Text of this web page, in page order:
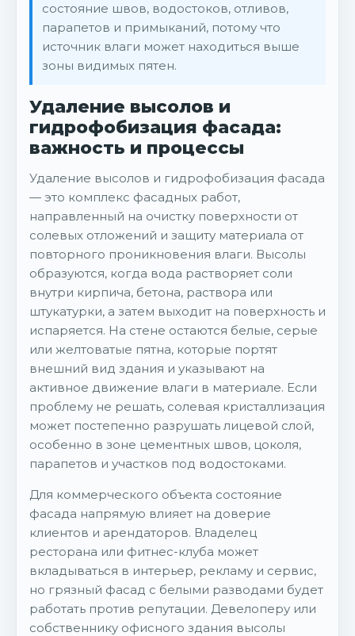
состояние швов, водостоков, отливов,
парапетов и примыканий, потому что
источник влаги может находиться выше
зоны видимых пятен.
Удаление высолов и
гидрофобизация фасада:
важность и процессы
Удаление высолов и гидрофобизация фасада
— это комплекс фасадных работ,
направленный на очистку поверхности от
солевых отложений и защиту материала от
повторного проникновения влаги. Высолы
образуются, когда вода растворяет соли
внутри кирпича, бетона, раствора или
штукатурки, а затем выходит на поверхность и
испаряется. На стене остаются белые, серые
или желтоватые пятна, которые портят
внешний вид здания и указывают на
активное движение влаги в материале. Если
проблему не решать, солевая кристаллизация
может постепенно разрушать лицевой слой,
особенно в зоне цементных швов, цоколя,
парапетов и участков под водостоками.
Для коммерческого объекта состояние
фасада напрямую влияет на доверие
клиентов и арендаторов. Владелец
ресторана или фитнес-клуба может
вкладываться в интерьер, рекламу и сервис,
но грязный фасад с белыми разводами будет
работать против репутации. Девелоперу или
собственнику офисного здания высолы